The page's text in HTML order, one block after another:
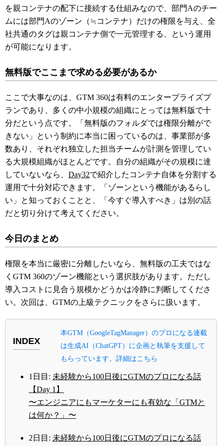
を親コンテナの配下に接続する仕組みなので、部門Aのチー
ムには部門Aのゾーン（≒コンテナ）だけの権限を与え、全
社共通のタグは親コンテナ側で一元管理する、という運用
が可能になります。
無料版でここまで求める必要があるか
ここで大事なのは、GTM 360は有料のエンタープライズプ
ランであり、多くの中小規模の組織にとっては無料版で十
分だという点です。「無料版のフォルダでは権限分離がで
きない」という制約に本当に困っているのは、事業部が多
数あり、それぞれ独立した担当チームが計測を管理してい
る大規模組織がほとんどです。自分の組織がその規模に達
していないなら、 Day32で紹介したコンテナ自体を分割する
運用で十分対応できます。「ゾーンという機能があるらし
い」と知っておくことと、「今すぐ導入すべき」は別の話
だと切り分けて考えてください。
今日のまとめ
権限を本当に厳密に分離したいなら、無料版の工夫ではな
くGTM 360のゾーン機能という選択肢があります。ただし
導入コストに見合う規模かどうかは冷静に判断してくださ
い。次回は、GTMの上級テクニックをさらに扱います。
INDEX
本GTM（GoogleTagManager）のプロになる連載
は生成AI（ChatGPT）に企画と執筆を支援して
もらっています。詳細はこちら
1日目: 未経験から100日後にGTMのプロになる話
【Day 1】
〜エンジニアにもマーケターにも有効な「GTMと
は何か？」〜
2日目: 未経験から100日後にGTMのプロになる話